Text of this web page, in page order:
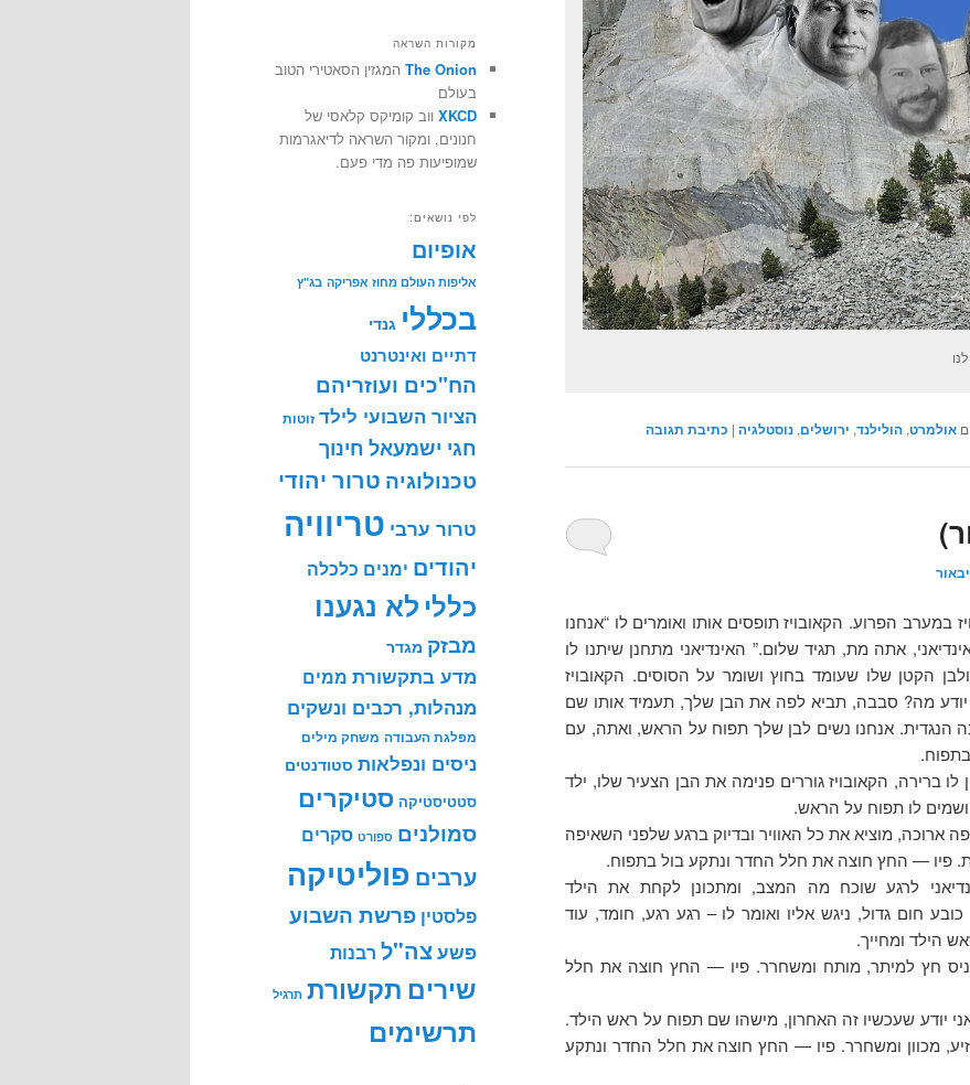
אולמרט, הולילנד, ירושלים, נוסטלגיה | כתיבת תגובה
במערב הפרוע. הקאובויז תופסים אותו ואומרים לו “אנחנו
אתה מת, תגיד שלום.” האינדיאני מתחנן שיתנו לו
הקטן שלו שעומד בחוץ ושומר על הסוסים. הקאובויז
יודע מה? סבבה, תביא לפה את הבן שלך, תעמיד אותו שם
הנגדית. אנחנו נשים לבן שלך תפוח על הראש, ואתה, עם
לו ברירה, הקאובויז גוררים פנימה את הבן הצעיר שלו, ילד
לו תפוח על הראש.
ארוכה, מוציא את כל האוויר ובדיוק ברגע שלפני השאיפה
— החץ חוצה את חלל החדר ונתקע בול בתפוח.
לרגע שוכח מה המצב, ומתכונן לקחת את הילד
חום גדול, ניגש אליו ואומר לו – רגע רגע, חומד, עוד
הילד ומחייך.
חץ למיתר, מותח ומשחרר. פיו — החץ חוצה את חלל
יודע שעכשיו זה האחרון, מישהו שם תפוח על ראש הילד.
מכוון ומשחרר. פיו — החץ חוצה את חלל החדר ונתקע
מקורות השראה
The Onion המגזין הסאטירי הטוב
בעולם
XKCD ווב קומיקס קלאסי של
חנונים, ומקור השראה לדיאגרמות
שמופיעות פה מדי פעם.
לפי נושאים:
אופיום
אליפות העולם מחוז אפריקה בג"ץ
בכללי גנדי
דתיים ואינטרנט
הח"כים ועוזריהם
הציור השבועי לילד זוטות
חגי ישמעאל חינוך
טכנולוגיה טרור יהודי
טרור ערבי טריוויה
יהודים ימנים כלכלה
כללי לא נגענו
מבזק מגדר
מדע בתקשורת ממים
מנהלות, רכבים ונשקים
מפלגת העבודה משחק מילים
ניסים ונפלאות סטודנטים
סטטיסטיקה סטיקרים
סמולנים ספורט סקרים
ערבים פוליטיקה
פלסטין פרשת השבוע
פשעצה"ל רבנות
שירים תקשורת תרגיל
תרשימים